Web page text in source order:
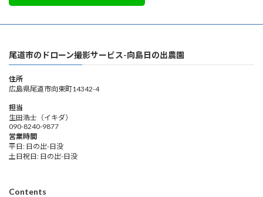
尾道市のドローン撮影サービス-向島日の出農園
住所
広島県尾道市向東町14342-4
担当
生田浩士（イキダ）
090-8240-9877
営業時間
平日: 日の出-日没
土日祝日: 日の出-日没
Contents